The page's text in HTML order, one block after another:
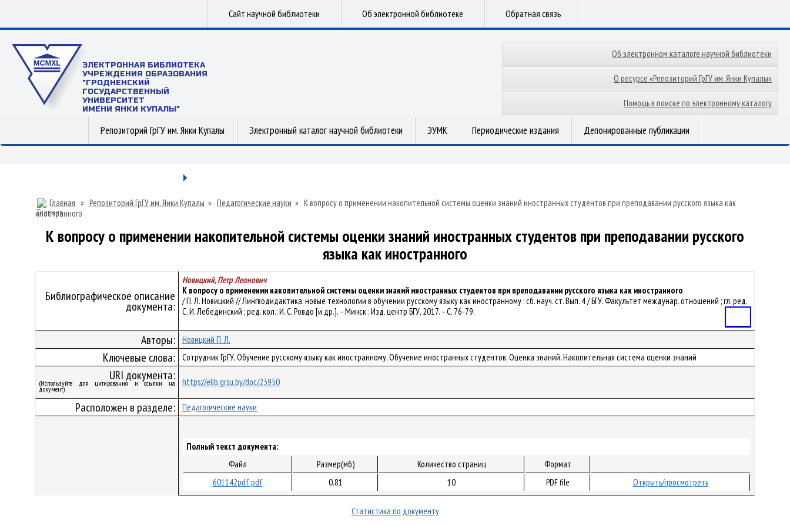
Сайт научной библиотеки Об электронной библиотеке Обратная связь
ЭЛЕКТРОННАЯ БИБЛИОТЕКА
УЧРЕЖДЕНИЯ ОБРАЗОВАНИЯ
"ГРОДНЕНСКИЙ
ГОСУДАРСТВЕННЫЙ
УНИВЕРСИТЕТ
ИМЕНИ ЯНКИ КУПАЛЫ"
Об электронном каталоге научной библиотеки
О ресурсе «Репозиторий ГрГУ им. Янки Купалы»
Помощь в поиске по электронному каталогу
Репозиторий ГрГУ им. Янки Купалы Электронный каталог научной библиотеки ЭУМК Периодические издания Депонированные публикации
Главная » Репозиторий ГрГУ им. Янки Купалы » Педагогические науки » К вопросу о применении накопительной системы оценки знаний иностранных студентов при преподавании русского языка как
иностранного
К вопросу о применении накопительной системы оценки знаний иностранных студентов при преподавании русского
языка как иностранного
Библиографическое описание
документа:
Новицкий, Петр Леонович
К вопросу о применении накопительной системы оценки знаний иностранных студентов при преподавании русского языка как иностранного
/ П. Л. Новицкий // Лингводидактика: новые технологии в обучении русскому языку как иностранному : сб. науч. ст. Вып. 4 / БГУ. Факультет междунар. отношений ; гл. ред.
С. И. Лебединский ; ред. кол.: И. С. Ровдо [и др.]. – Минск : Изд. центр БГУ, 2017. – С. 76-79.
Авторы: Новицкий П. Л.
Ключевые слова: Сотрудник ГрГУ, Обучение русскому языку как иностранному, Обучение иностранных студентов, Оценка знаний, Накопительная система оценки знаний
URI документа:
(Используйте для цитирования и ссылки на
документ)
https://elib.grsu.by/doc/23950
Расположен в разделе: Педагогические науки
Полный текст документа:
Файл
Размер(мб) Количество страниц
Формат
601142pdf.pdf
0.81 10 PDF file Открыть/просмотреть
Статистика по документу